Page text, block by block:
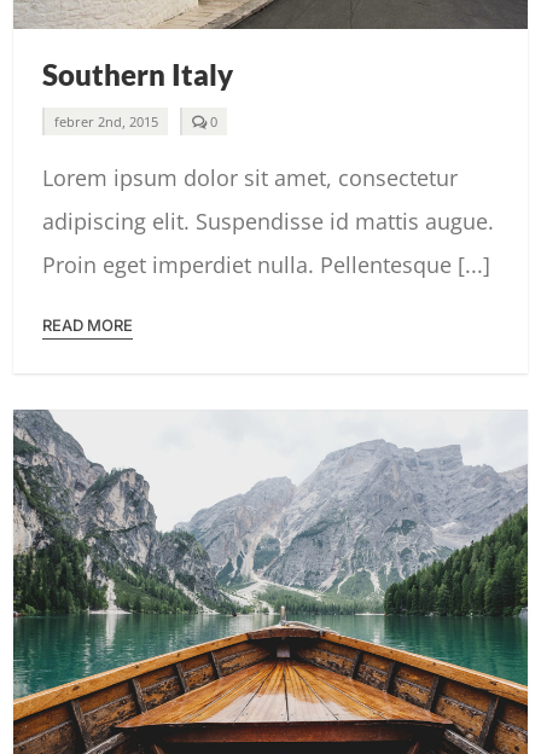
Southern Italy
febrer 2nd, 2015 0comments
Italy
Lorem ipsum dolor sit amet, consectetur
adipiscing elit. Suspendisse id mattis augue.
Proin eget imperdiet nulla. Pellentesque [...]
READ MORE